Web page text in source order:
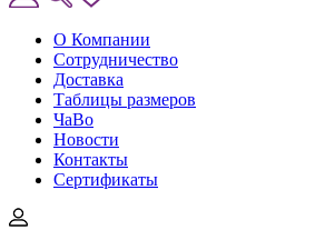
О Компании
Сотрудничество
Доставка
Таблицы размеров
ЧаВо
Новости
Контакты
Сертификаты